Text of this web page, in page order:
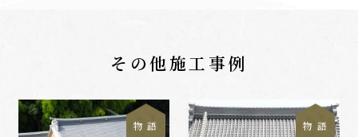
その他施工事例
物 語 物 語